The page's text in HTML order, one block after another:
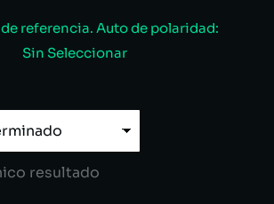
referencia. Auto de polaridad:
Sin Seleccionar
resultado